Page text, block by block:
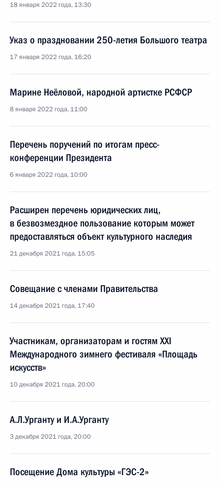
18 января 2022 года, 13:30
Указ о праздновании 250-летия Большого театра
17 января 2022 года, 16:20
Марине Неёловой, народной артистке РСФСР
8 января 2022 года, 11:00
Перечень поручений по итогам пресс-
конференции Президента
6 января 2022 года, 10:00
Расширен перечень юридических лиц,
в безвозмездное пользование которым может
предоставляться объект культурного наследия
21 декабря 2021 года, 15:05
Совещание с членами Правительства
14 декабря 2021 года, 17:40
Участникам, организаторам и гостям XXI
Международного зимнего фестиваля «Площадь
искусств»
10 декабря 2021 года, 20:00
А.Л.Урганту и И.А.Урганту
3 декабря 2021 года, 20:00
Посещение Дома культуры «ГЭС-2»